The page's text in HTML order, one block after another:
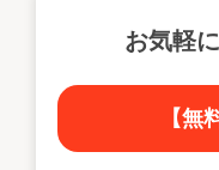
お気軽
【無